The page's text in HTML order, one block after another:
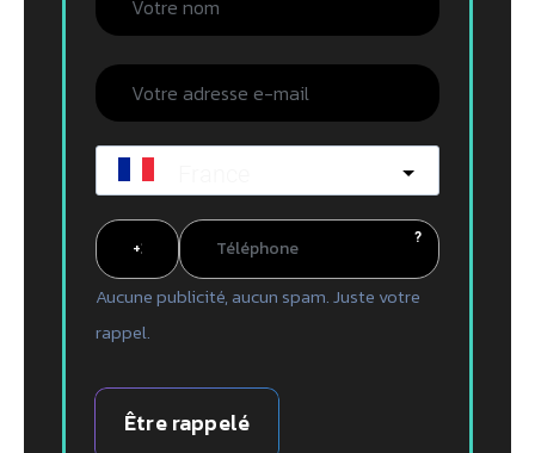
?
Aucune publicité, aucun spam. Juste votre
rappel.
Être rappelé